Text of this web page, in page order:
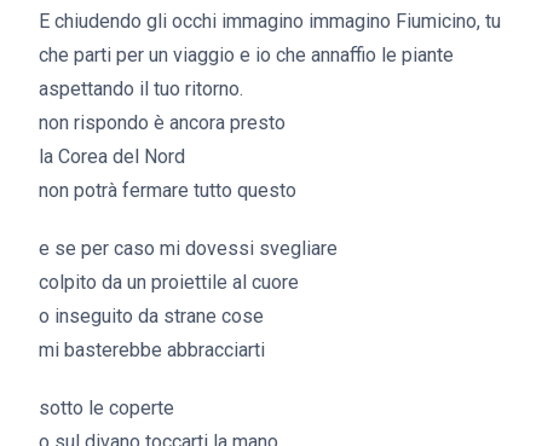
E chiudendo gli occhi immagino immagino Fiumicino, tu
che parti per un viaggio e io che annaffio le piante
aspettando il tuo ritorno.
non rispondo è ancora presto
la Corea del Nord
non potrà fermare tutto questo
e se per caso mi dovessi svegliare
colpito da un proiettile al cuore
o inseguito da strane cose
mi basterebbe abbracciarti
sotto le coperte